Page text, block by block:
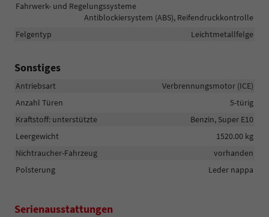
Fahrwerk- und Regelungssysteme
Antiblockiersystem (ABS), Reifendruckkontrolle
Felgentyp
Leichtmetallfelge
Sonstiges
Antriebsart
Verbrennungsmotor (ICE)
Anzahl Türen
5-türig
Kraftstoff: unterstützte
Benzin, Super E10
Leergewicht
1520.00 kg
Nichtraucher-Fahrzeug
vorhanden
Polsterung
Leder nappa
Serienausstattungen